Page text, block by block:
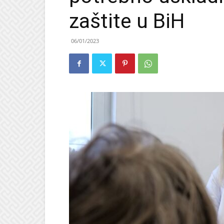
zaštite u BiH
06/01/2023